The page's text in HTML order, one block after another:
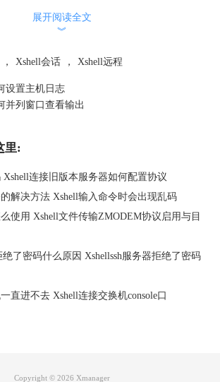
图2：执行锁定屏幕
客户端就成功锁屏了，这里只是把Xshell锁
展开阅读全文
︾
， Xshell会话 ， Xshell远程
设置主机日志
并列窗口查看输出
里:
Xshell连接旧版本服务器如何配置协议
解决方法 Xshell输入命令时会出现乱码
使用 Xshell文件传输ZMODEM协议启用与目
绝了密码什么原因 Xshellssh服务器拒绝了密码
直进不去 Xshell连接交换机console口
Copyright © 2026 Xmanager